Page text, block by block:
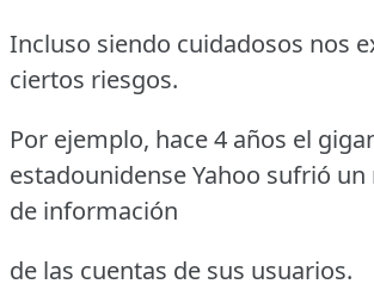
Incluso siendo cuidadosos nos
ciertos riesgos.
Por ejemplo, hace 4 años el
estadounidense Yahoo sufrió
de información
de las cuentas de sus usuarios.